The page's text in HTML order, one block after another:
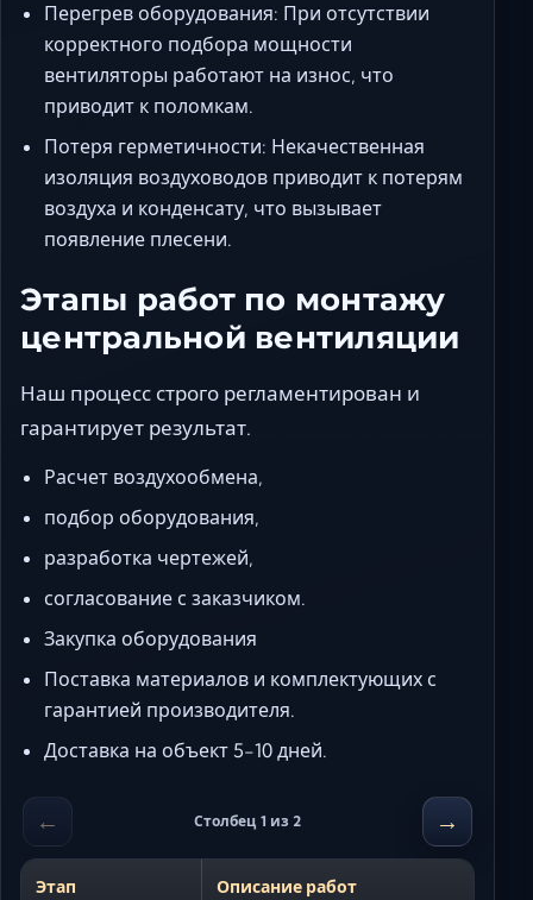
Перегрев оборудования: При отсутствии
корректного подбора мощности
вентиляторы работают на износ, что
приводит к поломкам.
Потеря герметичности: Некачественная
изоляция воздуховодов приводит к потерям
воздуха и конденсату, что вызывает
появление плесени.
Этапы работ по монтажу
центральной вентиляции
Наш процесс строго регламентирован и
гарантирует результат.
Расчет воздухообмена,
подбор оборудования,
разработка чертежей,
согласование с заказчиком.
Закупка оборудования
Поставка материалов и комплектующих с
гарантией производителя.
Доставка на объект 5-10 дней.
← Столбец 1 из 2 →
Этап Описание работ